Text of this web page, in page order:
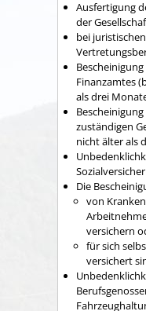
Ausfertigung
der
bei
Finanzamtes
als drei
zuständigen
nicht älter als
Die
von
versichern
für sich
versichert